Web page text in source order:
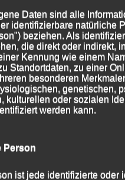
Daten sind alle
identifizierbare natürliche
beziehen. Als
die direkt oder indirekt,
Kennung wie einem
Standortdaten, zu einer
besonderen
genetischen,
kulturellen oder sozialen
werden kann.
ist jede identifizierte oder